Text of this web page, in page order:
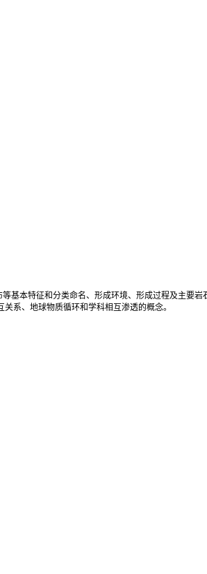
本特征和分类命名、形成环境、形成过程及主要岩
系、地球物质循环和学科相互渗透的概念。